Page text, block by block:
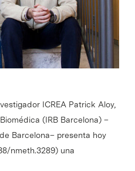
ICREA Patrick Aloy,
(IRB Barcelona) –
Barcelona– presenta hoy
nmeth.3289) una